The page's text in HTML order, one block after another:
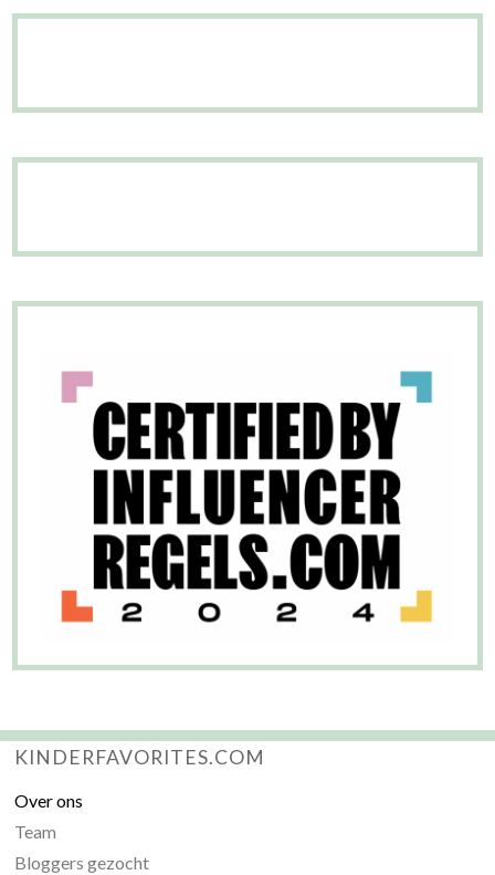
KINDERFAVORITES.COM
Over ons
Team
Bloggers gezocht